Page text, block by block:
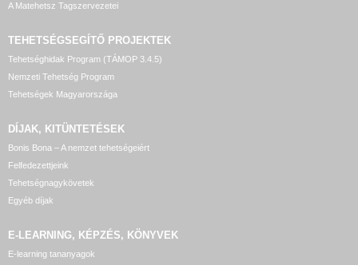
A Matehetsz Tagszervezetei
TEHETSÉGSEGÍTŐ PROJEKTEK
Tehetséghidak Program (TÁMOP 3.4.5)
Nemzeti Tehetség Program
Tehetségek Magyarországa
DÍJAK, KITÜNTETÉSEK
Bonis Bona – A nemzet tehetségeiért
Felfedezettjeink
Tehetségnagykövetek
Egyéb díjak
E-LEARNING, KÉPZÉS, KÖNYVEK
E-learning tananyagok